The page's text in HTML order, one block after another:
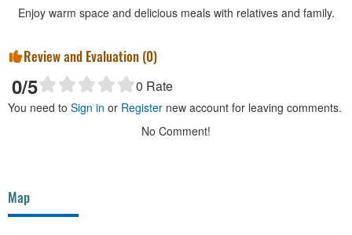
Enjoy warm space and delicious meals with relatives and family.
Review and Evaluation (0)
0/5 0 Rate
You need to Sign in or Register new account for leaving comments.
No Comment!
Map